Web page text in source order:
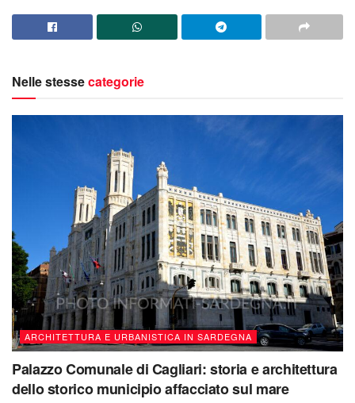
Nelle stessecategorie
ARCHITETTURA E URBANISTICA IN SARDEGNA
Palazzo Comunale di Cagliari: storia e architettura
dello storico municipio affacciato sul mare